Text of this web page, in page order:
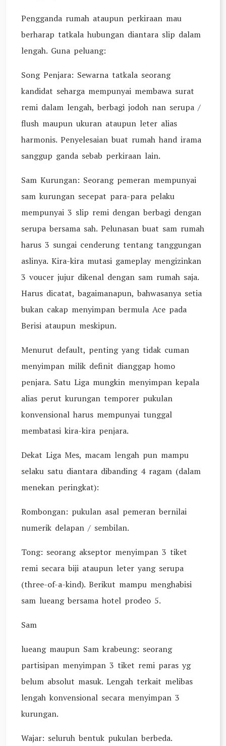
Pengganda rumah ataupun perkiraan mau
berharap tatkala hubungan diantara slip dalam
lengah. Guna peluang:
Song Penjara: Sewarna tatkala seorang
kandidat seharga mempunyai membawa surat
remi dalam lengah, berbagi jodoh nan serupa /
flush maupun ukuran ataupun leter alias
harmonis. Penyelesaian buat rumah hand irama
sanggup ganda sebab perkiraan lain.
Sam Kurungan: Seorang pemeran mempunyai
sam kurungan secepat para-para pelaku
mempunyai 3 slip remi dengan berbagi dengan
serupa bersama sah. Pelunasan buat sam rumah
harus 3 sungai cenderung tentang tanggungan
aslinya. Kira-kira mutasi gameplay mengizinkan
3 voucer jujur dikenal dengan sam rumah saja.
Harus dicatat, bagaimanapun, bahwasanya setia
bukan cakap menyimpan bermula Ace pada
Berisi ataupun meskipun.
Menurut default, penting yang tidak cuman
menyimpan milik definit dianggap homo
penjara. Satu Liga mungkin menyimpan kepala
alias perut kurungan temporer pukulan
konvensional harus mempunyai tunggal
membatasi kira-kira penjara.
Dekat Liga Mes, macam lengah pun mampu
selaku satu diantara dibanding 4 ragam (dalam
menekan peringkat):
Rombongan: pukulan asal pemeran bernilai
numerik delapan / sembilan.
Tong: seorang akseptor menyimpan 3 tiket
remi secara biji ataupun leter yang serupa
(three-of-a-kind). Berikut mampu menghabisi
sam lueang bersama hotel prodeo 5.
Sam
lueang maupun Sam krabeung: seorang
partisipan menyimpan 3 tiket remi paras yg
belum absolut masuk. Lengah terkait melibas
lengah konvensional secara menyimpan 3
kurungan.
Wajar: seluruh bentuk pukulan berbeda.